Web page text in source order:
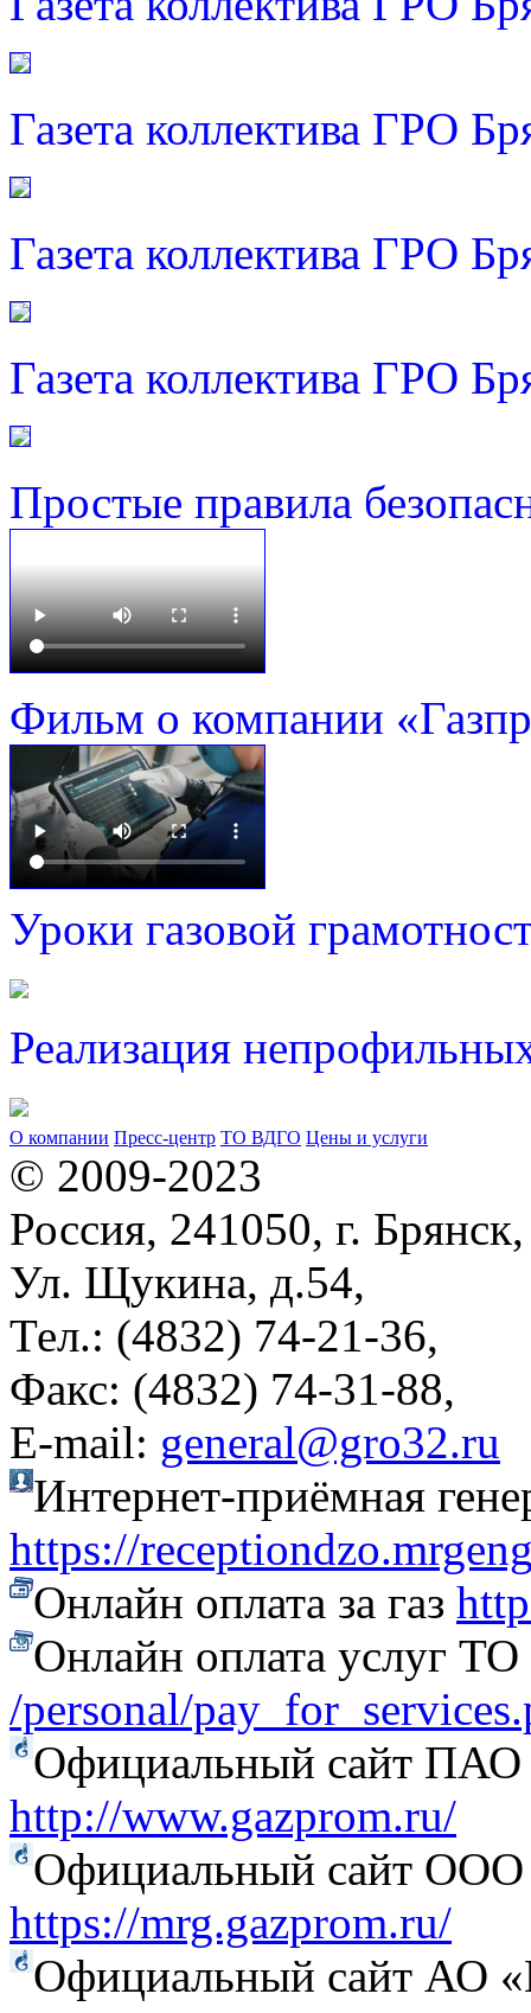
Газета коллектива ГРО
Газета коллектива ГРО
Газета коллектива ГРО
Простые правила
Фильм о компании
Уроки газовой
Реализация
О компании Пресс-центр ТО ВДГО Цены и услуги
© 2009-2023
Россия, 241050, г. Брянск,
Ул. Щукина, д.54,
Тел.: (4832) 74-21-36,
Факс: (4832) 74-31-88,
Е-mail: general@gro32.ru
Интернет-приёмная
https://
Онлайн оплата за газ
Онлайн оплата услуг
/personal/
Официальный сайт ПАО
http://www.gazprom.ru/
Официальный сайт ООО
https://mrg.gazprom.ru/
Официальный сайт АО